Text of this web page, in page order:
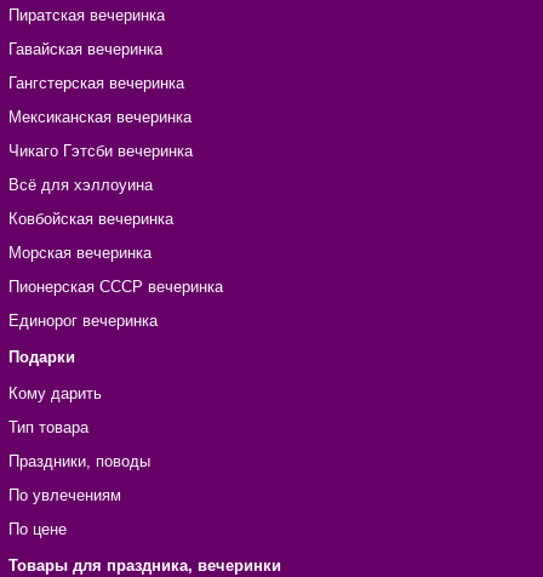
Пиратская вечеринка
Гавайская вечеринка
Гангстерская вечеринка
Мексиканская вечеринка
Чикаго Гэтсби вечеринка
Всё для хэллоуина
Ковбойская вечеринка
Морская вечеринка
Пионерская СССР вечеринка
Единорог вечеринка
Подарки
Кому дарить
Тип товара
Праздники, поводы
По увлечениям
По цене
Товары для праздника, вечеринки